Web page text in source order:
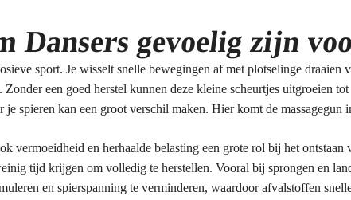
Dansers gevoelig zijn
sport. Je wisselt snelle bewegingen af met plotselinge
Zonder een goed herstel kunnen deze kleine scheurtjes uitgroeien
je spieren kan een groot verschil maken. Hier komt de massagegun
vermoeidheid en herhaalde belasting een grote rol bij het
tijd krijgen om volledig te herstellen. Vooral bij sprongen en
en spierspanning te verminderen, waardoor afvalstoffen